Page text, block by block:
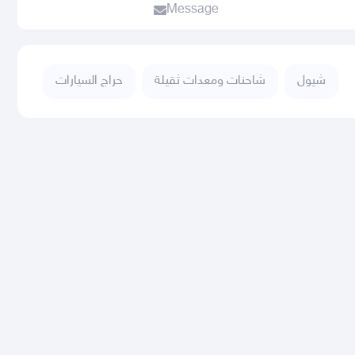
Message
حراج السيارات شاحنات ومعدات ثقيلة شيول